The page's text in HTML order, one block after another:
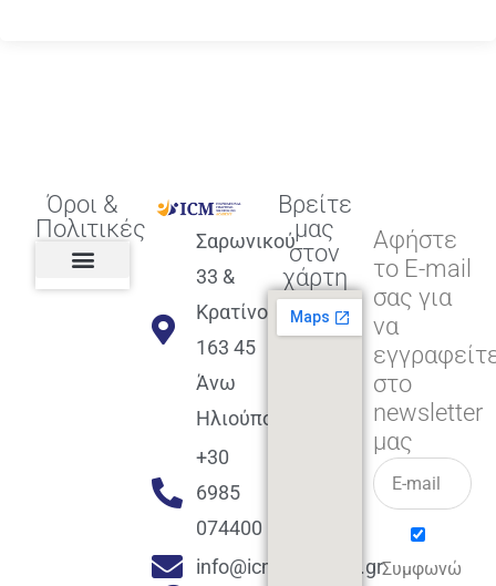
Όροι &
Πολιτικές
Σαρωνικού
33 &
Κρατίνου
163 45
Άνω
Ηλιούπολη
+30
6985
074400
info@icmacademy.gr
Βρείτε
μας
στον
χάρτη
Αφήστε
το E-mail
σας για
να
στο
newsletter
μας
Συμφωνώ